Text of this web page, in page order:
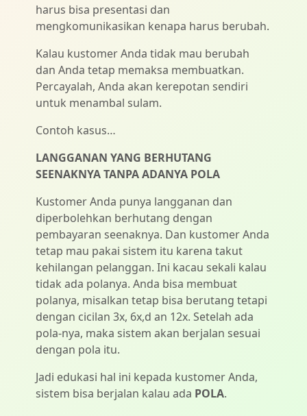
harus bisa presentasi dan
mengkomunikasikan kenapa harus berubah.
Kalau kustomer Anda tidak mau berubah
dan Anda tetap memaksa membuatkan.
Percayalah, Anda akan kerepotan sendiri
untuk menambal sulam.
Contoh kasus…
LANGGANAN YANG BERHUTANG
SEENAKNYA TANPA ADANYA POLA
Kustomer Anda punya langganan dan
diperbolehkan berhutang dengan
pembayaran seenaknya. Dan kustomer Anda
tetap mau pakai sistem itu karena takut
kehilangan pelanggan. Ini kacau sekali kalau
tidak ada polanya. Anda bisa membuat
polanya, misalkan tetap bisa berutang tetapi
dengan cicilan 3x, 6x,d an 12x. Setelah ada
pola-nya, maka sistem akan berjalan sesuai
dengan pola itu.
Jadi edukasi hal ini kepada kustomer Anda,
sistem bisa berjalan kalau ada POLA.